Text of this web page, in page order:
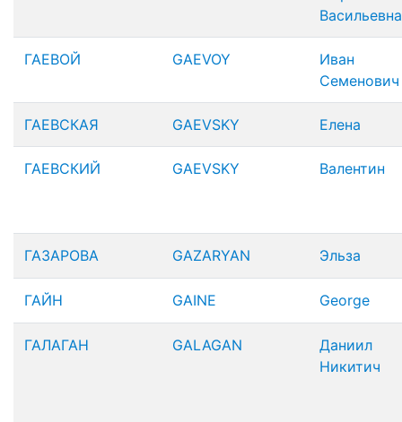
Васильевна
ГАЕВОЙ GAEVOY
Иван
Семенович
ГАЕВСКАЯ GAEVSKY Елена
ГАЕВСКИЙ GAEVSKY Валентин
ГАЗАРОВА GAZARYAN Эльза
ГАЙН GAINE George
ГАЛАГАН GALAGAN
Даниил
Никитич